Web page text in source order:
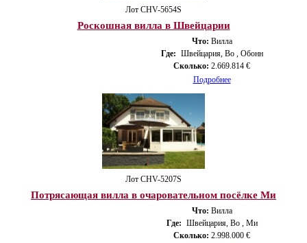
Лот CHV-5654S
Роскошная вилла в Швейцарии
Что: Вилла
Где: Швейцария, Во , Обонн
Сколько: 2.669.814 €
Подробнее
Лот CHV-5207S
Потрясающая вилла в очаровательном посёлке Ми
Что: Вилла
Где: Швейцария, Во , Ми
Сколько: 2.998.000 €